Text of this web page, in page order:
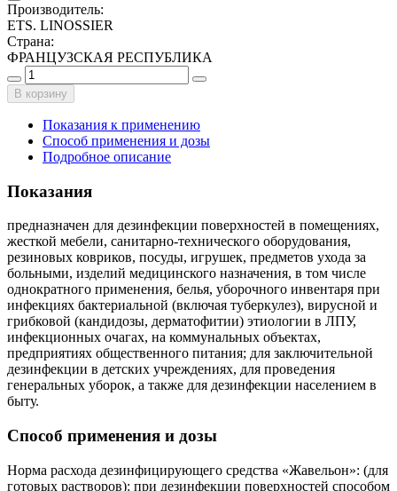
Производитель:
ETS. LINOSSIER
Страна:
ФРАНЦУЗСКАЯ РЕСПУБЛИКА
В корзину
Показания к применению
Способ применения и дозы
Подробное описание
Показания
предназначен для дезинфекции поверхностей в помещениях,
жесткой мебели, санитарно-технического оборудования,
резиновых ковриков, посуды, игрушек, предметов ухода за
больными, изделий медицинского назначения, в том числе
однократного применения, белья, уборочного инвентаря при
инфекциях бактериальной (включая туберкулез), вирусной и
грибковой (кандидозы, дерматофитии) этиологии в ЛПУ,
инфекционных очагах, на коммунальных объектах,
предприятиях общественного питания; для заключительной
дезинфекции в детских учреждениях, для проведения
генеральных уборок, а также для дезинфекции населением в
быту.
Способ применения и дозы
Норма расхода дезинфицирующего средства «Жавельон»: (для
готовых растворов): при дезинфекции поверхностей способом